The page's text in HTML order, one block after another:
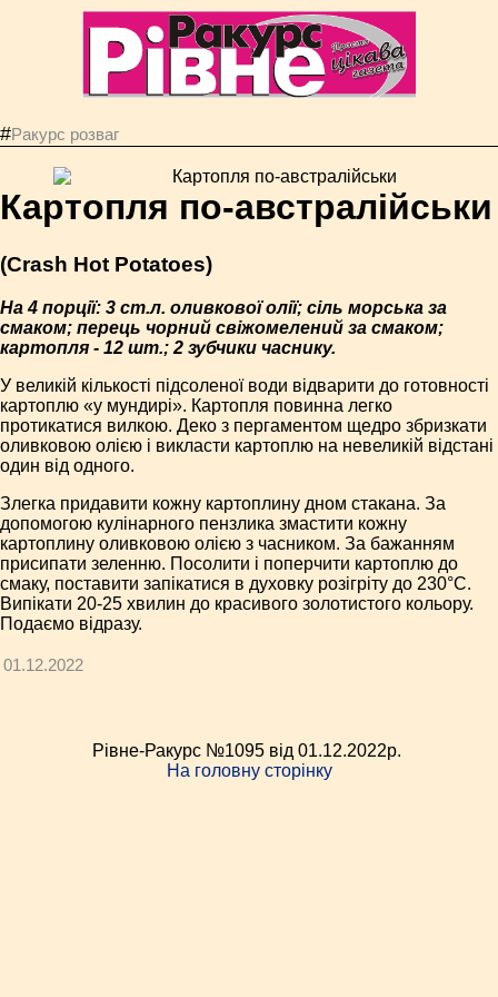
#Ракурс розваг
Картопля по-австралійськи
(Crash Hot Potatoes)
На 4 порції: 3 ст.л. оливкової олії; сіль морська за
смаком; перець чорний свіжомелений за смаком;
картопля - 12 шт.; 2 зубчики часнику.
У великій кількості підсоленої води відварити до готовності
картоплю «у мундирі». Картопля повинна легко
протикатися вилкою. Деко з пергаментом щедро збризкати
оливковою олією і викласти картоплю на невеликій відстані
один від одного.
Злегка придавити кожну картоплину дном стакана. За
допомогою кулінарного пензлика змастити кожну
картоплину оливковою олією з часником. За бажанням
присипати зеленню. Посолити і поперчити картоплю до
смаку, поставити запікатися в духовку розігріту до 230°C.
Випікати 20-25 хвилин до красивого золотистого кольору.
Подаємо відразу.
01.12.2022
Рівне-Ракурс №1095 від 01.12.2022p.
На головну сторінку